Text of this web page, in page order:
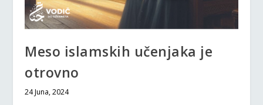
Meso islamskih učenjaka je
otrovno
24 Juna, 2024